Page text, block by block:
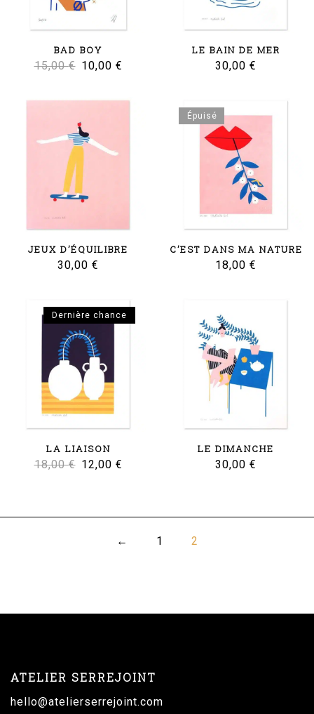
BAD BOY
15,00€ Le
initial
était :
15,00 €.
10,00 €
actuel
LE BAIN DE MER
30,00 €
JEUX D’ÉQUILIBRE
30,00 €
Épuisé
C’EST DANS MA NATURE
18,00 €
Dernière chance
LA LIAISON
18,00€ Le
18,00 €.
12,00 €
12,00 €.
LE DIMANCHE
30,00 €
← 1 2
ATELIER SERREJOINT
hello@atelierserrejoint.com